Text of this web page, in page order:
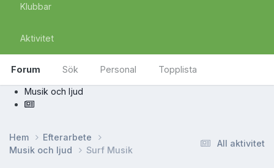
Forum Sök Personal Topplista
Klubbar
Aktivitet
Musik och ljud
All aktivitet
Hem
Efterarbete
Musik och ljud
Surf Musik